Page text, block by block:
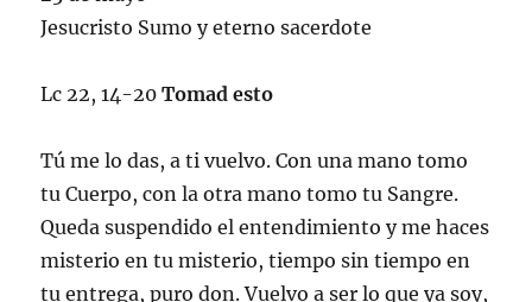
Jesucristo Sumo y eterno sacerdote
Lc 22, 14-20Tomad esto
Tú me lo das, a ti vuelvo. Con una mano tomo
tu Cuerpo, con la otra mano tomo tu Sangre.
Queda suspendido el entendimiento y me haces
misterio en tu misterio, tiempo sin tiempo en
tu entrega, puro don. Vuelvo a ser lo que ya soy,